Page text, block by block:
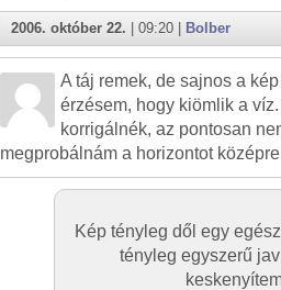
2006. október 22. | 09:20 | Bolber
A táj remek, de sajnos a
érzésem, hogy kiömlik a
korrigálnék, az pontosan
megprobálnám a horizontot
Kép tényleg dől egy
tényleg egyszerű